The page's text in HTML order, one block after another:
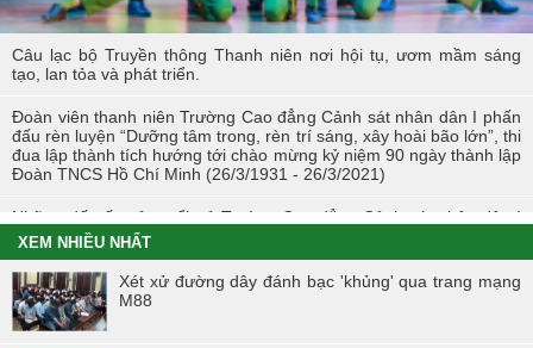
Câu lạc bộ Truyền thông Thanh niên nơi hội tụ, ươm mầm sáng
tạo, lan tỏa và phát triển.
Đoàn viên thanh niên Trường Cao đẳng Cảnh sát nhân dân I phấn
đấu rèn luyện “Dưỡng tâm trong, rèn trí sáng, xây hoài bão lớn”, thi
đua lập thành tích hướng tới chào mừng kỷ niệm 90 ngày thành lập
Đoàn TNCS Hồ Chí Minh (26/3/1931 - 26/3/2021)
Những dấu ấn của tuổi trẻ Trường Cao đẳng Cảnh sát nhân dân I
trong Tháng Thanh niên 2021
Chiến dịch tình nguyện mùa đông năm 2020 và Xuân biên cương
năm 2021 trong tuổi trẻ Trường Cao đẳng Cảnh sát nhân dân I
XEM NHIỀU NHẤT
Xét xử đường dây đánh bạc 'khủng' qua trang mạng
M88